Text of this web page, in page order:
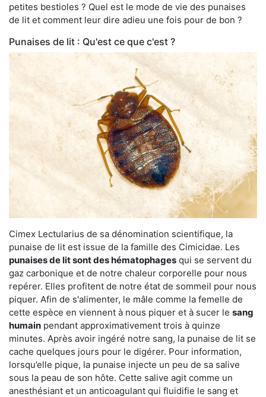
petites bestioles ? Quel est le mode de vie des punaises
de lit et comment leur dire adieu une fois pour de bon ?
Punaises de lit : Qu'est ce que c'est ?
Cimex Lectularius de sa dénomination scientifique, la
punaise de lit est issue de la famille des Cimicidae. Les
punaises de lit sont des hématophages qui se servent du
gaz carbonique et de notre chaleur corporelle pour nous
repérer. Elles profitent de notre état de sommeil pour nous
piquer. Afin de s'alimenter, le mâle comme la femelle de
cette espèce en viennent à nous piquer et à sucer le sang
humain pendant approximativement trois à quinze
minutes. Après avoir ingéré notre sang, la punaise de lit se
cache quelques jours pour le digérer. Pour information,
lorsqu’elle pique, la punaise injecte un peu de sa salive
sous la peau de son hôte. Cette salive agit comme un
anesthésiant et un anticoagulant qui fluidifie le sang et